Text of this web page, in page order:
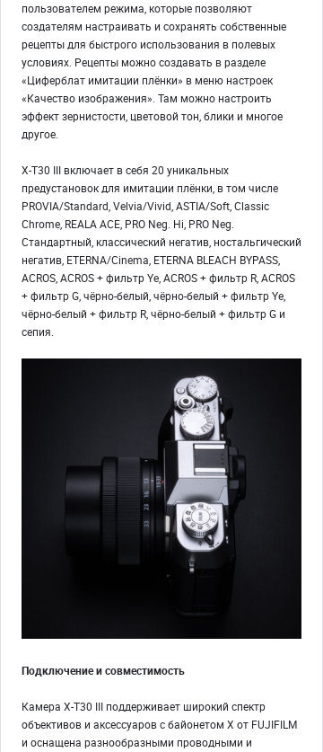
пользователем режима, которые позволяют
создателям настраивать и сохранять собственные
рецепты для быстрого использования в полевых
условиях. Рецепты можно создавать в разделе
«Циферблат имитации плёнки» в меню настроек
«Качество изображения». Там можно настроить
эффект зернистости, цветовой тон, блики и многое
другое.
X-T30 III включает в себя 20 уникальных
предустановок для имитации плёнки, в том числе
PROVIA/Standard, Velvia/Vivid, ASTIA/Soft, Classic
Chrome, REALA ACE, PRO Neg. Hi, PRO Neg.
Стандартный, классический негатив, ностальгический
негатив, ETERNA/Cinema, ETERNA BLEACH BYPASS,
ACROS, ACROS + фильтр Ye, ACROS + фильтр R, ACROS
+ фильтр G, чёрно-белый, чёрно-белый + фильтр Ye,
чёрно-белый + фильтр R, чёрно-белый + фильтр G и
сепия.
Подключение и совместимость
Камера X-T30 III поддерживает широкий спектр
объективов и аксессуаров с байонетом X от FUJIFILM
и оснащена разнообразными проводными и